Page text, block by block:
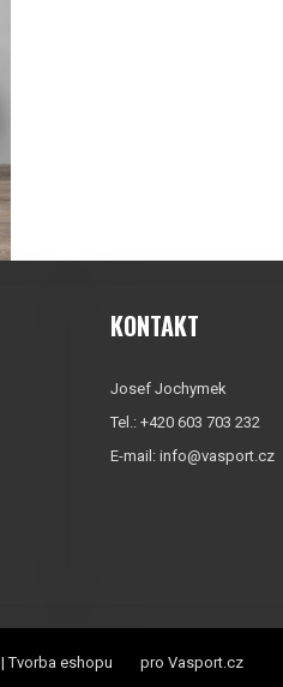
KONTAKT
Josef Jochymek
Tel.: +420 603 703 232
E-mail: info@vasport.cz
|Tvorba eshopu pro Vasport.cz